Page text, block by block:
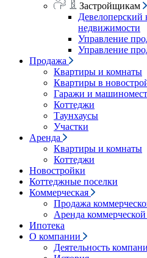
Застройщикам
Девелоперский
недвижимости
Управление
Управление
Продажа
Квартиры и комнаты
Квартиры в
Гаражи и
Коттеджи
Таунхаусы
Участки
Аренда
Квартиры и комнаты
Коттеджи
Новостройки
Коттеджные поселки
Коммерческая
Продажа
Аренда
Ипотека
О компании
Деятельность